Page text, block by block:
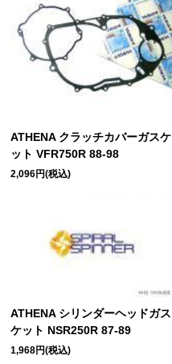
ATHENA クラッチカバーガスケ
ット VFR750R 88-98
2,096円(税込)
ATHENA シリンダーヘッドガス
ケット NSR250R 87-89
1,968円(税込)